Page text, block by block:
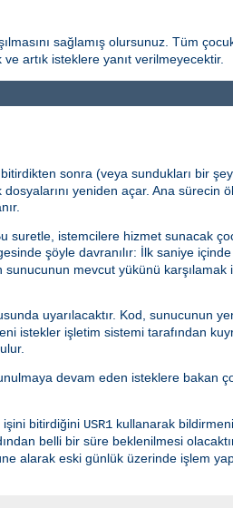
sağlamış olursunuz. Tüm
artık isteklere yanıt verilmeyecektir.
sonra (veya sundukları bir şey
yeniden açar. Ana sürecin
suretle, istemcilere hizmet sunacak
şöyle davranılır: İlk saniye
mevcut yükünü
uyarılacaktır. Kod, sunucunun
istekler işletim sistemi tarafından
devam eden isteklere bakan
bitirdiğini USR1 kullanarak
belli bir süre beklenilmesi
alarak eski günlük üzerinde işlem